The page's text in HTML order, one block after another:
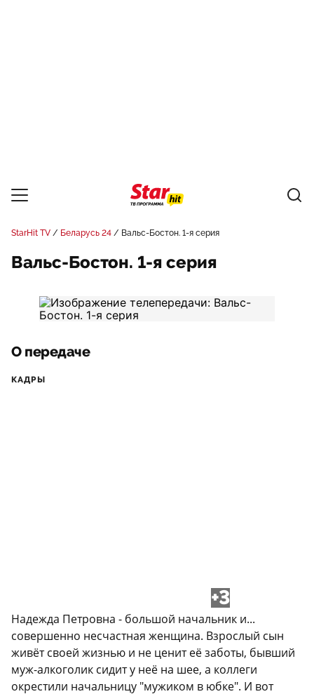
StarHit TV Беларусь 24 Вальс-Бостон. 1-я серия
Вальс-Бостон. 1-я серия
О передаче
КАДРЫ
+3
Надежда Петровна - большой начальник и...
совершенно несчастная женщина. Взрослый сын
живёт своей жизнью и не ценит её заботы, бывший
муж-алкоголик сидит у неё на шее, а коллеги
окрестили начальницу "мужиком в юбке". И вот